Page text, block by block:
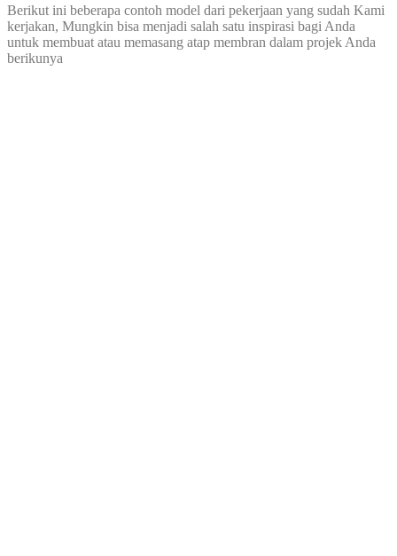
Berikut ini beberapa contoh model dari pekerjaan yang sudah Kami
kerjakan, Mungkin bisa menjadi salah satu inspirasi bagi Anda
untuk membuat atau memasang atap membran dalam projek Anda
berikunya